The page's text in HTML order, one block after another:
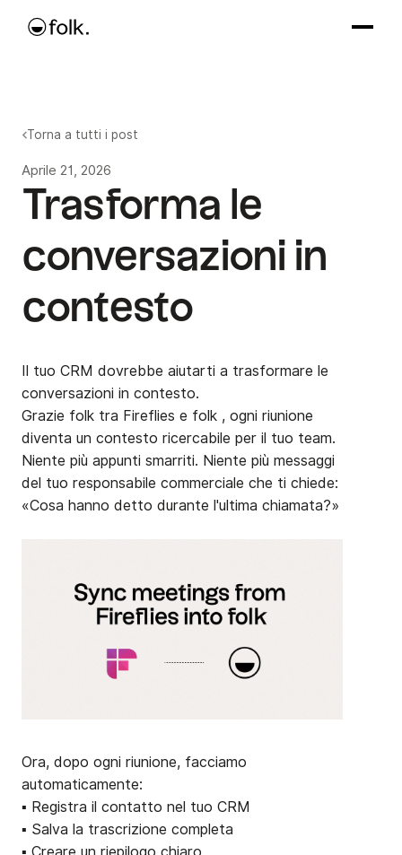
Torna a tutti i post
Aprile 21, 2026
Trasforma le
conversazioni in
contesto
Il tuo CRM dovrebbe aiutarti a trasformare le
conversazioni in contesto.
Grazie folk tra Fireflies e folk , ogni riunione
diventa un contesto ricercabile per il tuo team.
Niente più appunti smarriti. Niente più messaggi
del tuo responsabile commerciale che ti chiede:
«Cosa hanno detto durante l'ultima chiamata?»
Ora, dopo ogni riunione, facciamo
automaticamente:
▪️ Registra il contatto nel tuo CRM
▪️ Salva la trascrizione completa